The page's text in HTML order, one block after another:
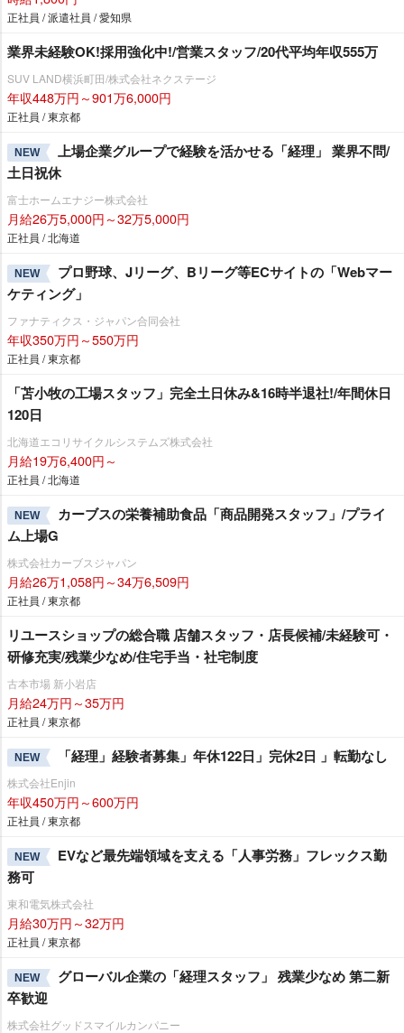
正社員 / 派遣社員 / 愛知県
業界未経験OK!採用強化中!/営業スタッフ/20代平均年収555万
SUV LAND横浜町田/株式会社ネクステージ
年収448万円～901万6,000円
正社員 / 東京都
NEW
上場企業グループで経験を活かせる「経理」 業界不問/
土日祝休
富士ホームエナジー株式会社
月給26万5,000円～32万5,000円
正社員 / 北海道
NEW
プロ野球、Jリーグ、Bリーグ等ECサイトの「Webマー
ケティング」
ファナティクス・ジャパン合同会社
年収350万円～550万円
正社員 / 東京都
「苫小牧の工場スタッフ」完全土日休み&16時半退社!/年間休日
120日
北海道エコリサイクルシステムズ株式会社
月給19万6,400円～
正社員 / 北海道
NEW
カーブスの栄養補助食品「商品開発スタッフ」/プライ
ム上場G
株式会社カーブスジャパン
月給26万1,058円～34万6,509円
正社員 / 東京都
リユースショップの総合職 店舗スタッフ・店長候補/未経験可・
研修充実/残業少なめ/住宅手当・社宅制度
古本市場 新小岩店
月給24万円～35万円
正社員 / 東京都
NEW 「経理」経験者募集」年休122日」完休2日 」転勤なし
株式会社Enjin
年収450万円～600万円
正社員 / 東京都
NEW
EVなど最先端領域を支える「人事労務」フレックス勤
務可
東和電気株式会社
月給30万円～32万円
正社員 / 東京都
NEW
グローバル企業の「経理スタッフ」 残業少なめ 第二新
卒歓迎
株式会社グッドスマイルカンパニー